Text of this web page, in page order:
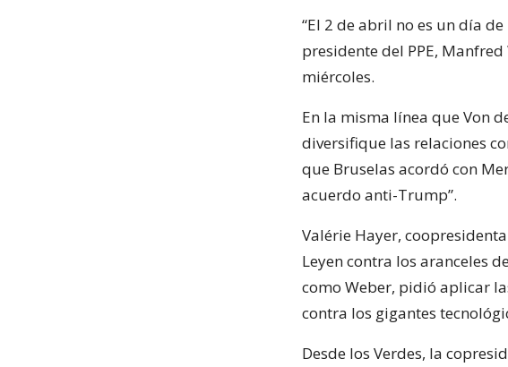
“El 2 de abril no es un día
presidente del PPE,
miércoles.
En la misma línea que Von
diversifique las relaciones
que Bruselas acordó con
acuerdo anti-Trump”.
Valérie Hayer,
Leyen contra los aranceles
como Weber, pidió aplicar
contra los gigantes
Desde los Verdes, la